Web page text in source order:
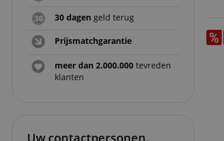
30 dagen geld terug
Prijsmatchgarantie
meer dan 2.000.000 tevreden
klanten
Uw contactpersonen.